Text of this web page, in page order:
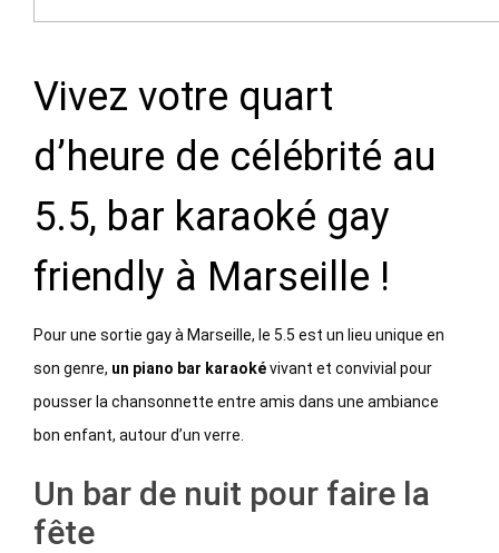
Vivez votre quart
d’heure de célébrité au
5.5, bar karaoké gay
friendly à Marseille !
Pour une sortie gay à Marseille, le 5.5 est un lieu unique en
son genre, un piano bar karaokévivant et convivial pour
pousser la chansonnette entre amis dans une ambiance
bon enfant, autour d’un verre.
Un bar de nuit pour faire la
fête